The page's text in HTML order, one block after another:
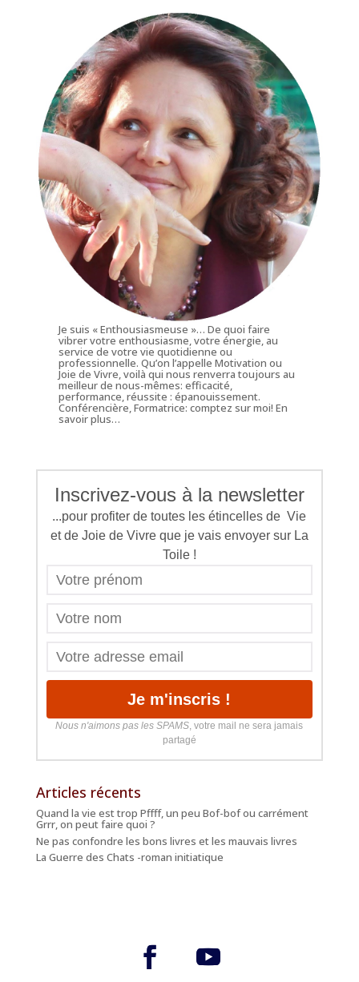
Je suis « Enthousiasmeuse »… De quoi faire
vibrer votre enthousiasme, votre énergie, au
service de votre vie quotidienne ou
professionnelle. Qu’on l’appelle Motivation ou
Joie de Vivre, voilà qui nous renverra toujours au
meilleur de nous-mêmes: efficacité,
performance, réussite : épanouissement.
Conférencière, Formatrice: comptez sur moi!En
savoir plus…
Inscrivez-vous à la newsletter
...pour profiter de toutes les étincelles de Vie
et de Joie de Vivre que je vais envoyer sur La
Toile !
Nous n'aimons pas les SPAMS, votre mail ne sera jamais
partagé
Articles récents
Quand la vie est trop Pffff, un peu Bof-bof ou carrément
Grrr, on peut faire quoi ?
Ne pas confondre les bons livres et les mauvais livres
La Guerre des Chats -roman initiatique